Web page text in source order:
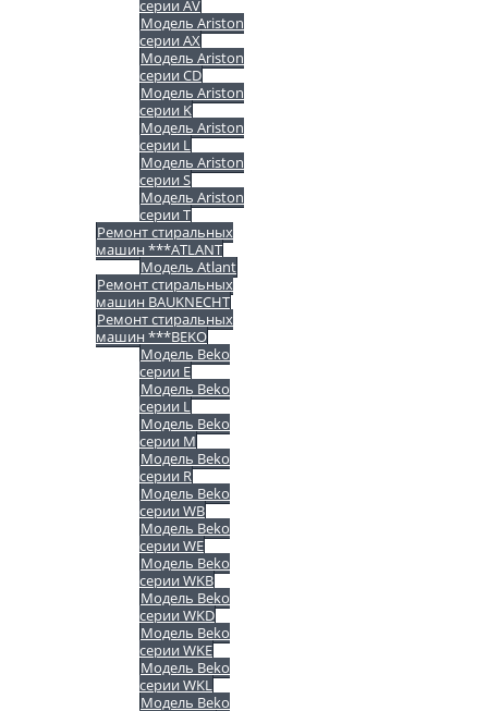
серии AV
Модель Ariston
серии AX
Модель Ariston
серии CD
Модель Ariston
серии K
Модель Ariston
серии L
Модель Ariston
серии S
Модель Ariston
серии T
Ремонт стиральных
машин ***ATLANT
Модель Atlant
Ремонт стиральных
машин BAUKNECHT
Ремонт стиральных
машин ***BEKO
Модель Beko
серии E
Модель Beko
серии L
Модель Beko
серии M
Модель Beko
серии R
Модель Beko
серии WB
Модель Beko
серии WE
Модель Beko
серии WKB
Модель Beko
серии WKD
Модель Beko
серии WKE
Модель Beko
серии WKL
Модель Beko